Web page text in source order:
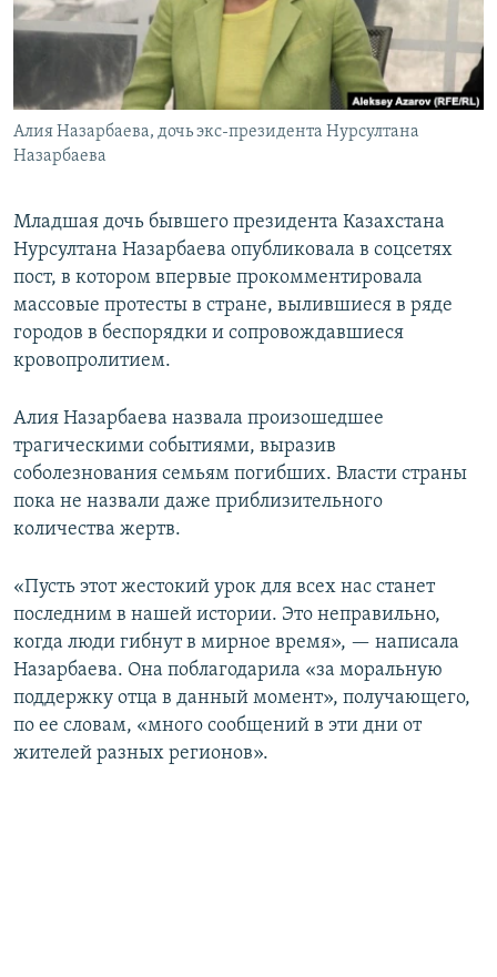
Алия Назарбаева, дочь экс-президента Нурсултана
Назарбаева
Младшая дочь бывшего президента Казахстана
Нурсултана Назарбаева опубликовала в соцсетях
пост, в котором впервые прокомментировала
массовые протесты в стране, вылившиеся в ряде
городов в беспорядки и сопровождавшиеся
кровопролитием.
Алия Назарбаева назвала произошедшее
трагическими событиями, выразив
соболезнования семьям погибших. Власти страны
пока не назвали даже приблизительного
количества жертв.
«Пусть этот жестокий урок для всех нас станет
последним в нашей истории. Это неправильно,
когда люди гибнут в мирное время», — написала
Назарбаева. Она поблагодарила «за моральную
поддержку отца в данный момент», получающего,
по ее словам, «много сообщений в эти дни от
жителей разных регионов».